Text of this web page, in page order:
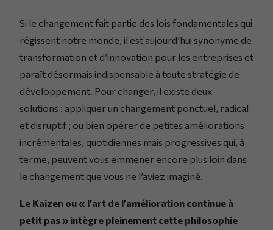
Si le changement fait partie des lois fondamentales qui
régissent notre monde, il est aujourd’hui synonyme de
transformation et d’innovation pour les entreprises et
paraît désormais indispensable à toute stratégie de
développement. Pour changer, il existe deux
solutions : appliquer un changement ponctuel, radical
et disruptif ; ou bien opérer de petites améliorations
incrémentales, quotidiennes mais progressives qui, à
terme, peuvent vous emmener encore plus loin dans
le changement que vous ne l’aviez imaginé.
Le Kaizen ou « l’art de l’amélioration continue à
petit pas » intègre pleinement cette philosophie